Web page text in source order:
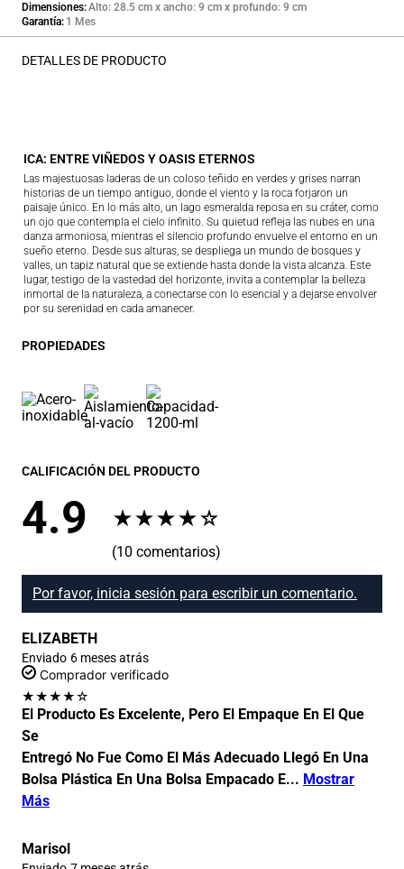
Dimensiones Alto: 28.5 cm x ancho: 9 cm x profundo: 9 cm
Garantía 1 Mes
DETALLES DE PRODUCTO
ICA: ENTRE VIÑEDOS Y OASIS ETERNOS
Las majestuosas laderas de un coloso teñido en verdes y grises narran
historias de un tiempo antiguo, donde el viento y la roca forjaron un
paisaje único. En lo más alto, un lago esmeralda reposa en su cráter, como
un ojo que contempla el cielo infinito. Su quietud refleja las nubes en una
danza armoniosa, mientras el silencio profundo envuelve el entorno en un
sueño eterno. Desde sus alturas, se despliega un mundo de bosques y
valles, un tapiz natural que se extiende hasta donde la vista alcanza. Este
lugar, testigo de la vastedad del horizonte, invita a contemplar la belleza
inmortal de la naturaleza, a conectarse con lo esencial y a dejarse envolver
por su serenidad en cada amanecer.
PROPIEDADES
CALIFICACIÓN DEL PRODUCTO
★★★★☆
4.9
(10 comentarios)
Por favor, inicia sesión para escribir un comentario.
★★★★☆
Comprador verificado
Enviado 6 meses atrás
ELIZABETH
El Producto Es Excelente, Pero El Empaque En El Que
Se
Entregó No Fue Como El Más Adecuado Llegó En Una
Bolsa Plástica En Una Bolsa Empacado E... Mostrar
Más
Marisol